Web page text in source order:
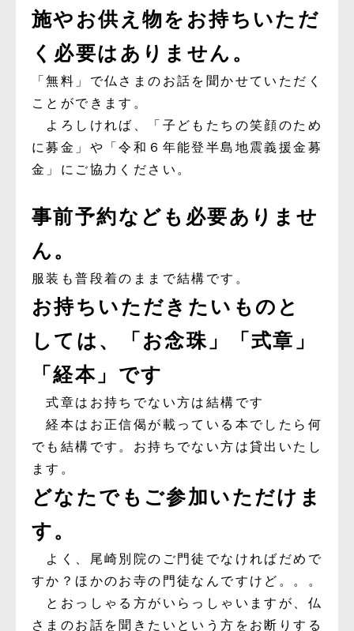
施やお供え物をお持ちいただ
く必要はありません。
「無料」で仏さまのお話を聞かせていただく
ことができます。
よろしければ、「子どもたちの笑顔のため
に募金」や「令和６年能登半島地震義援金募
金」にご協力ください。
事前予約なども必要ありませ
ん。
服装も普段着のままで結構です。
お持ちいただきたいものと
しては、「お念珠」「式章」
「経本」です
式章はお持ちでない方は結構です
経本はお正信偈が載っている本でしたら何
でも結構です。お持ちでない方は貸出いたし
ます。
どなたでもご参加いただけま
す。
よく、尾崎別院のご門徒でなければだめで
すか？ほかのお寺の門徒なんですけど。。。
とおっしゃる方がいらっしゃいますが、仏
さまのお話を聞きたいという方をお断りする